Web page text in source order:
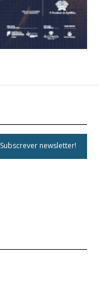
Subscrever newsletter!